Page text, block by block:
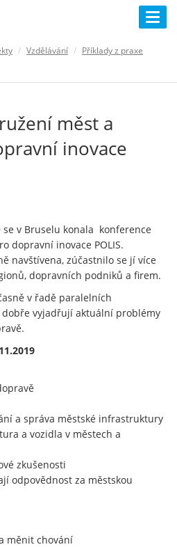
Vzdělávání
Příklady z praxe
měst a
inovace
se v Bruselu konala konference
dopravní inovace POLIS.
navštívena, zúčastnilo se jí více
dopravních podniků a firem.
v řadě paralelních
vyjadřují aktuální problémy
a správa městské infrastruktury
a vozidla v městech a
zkušenosti
odpovědnost za městskou
měnit chování